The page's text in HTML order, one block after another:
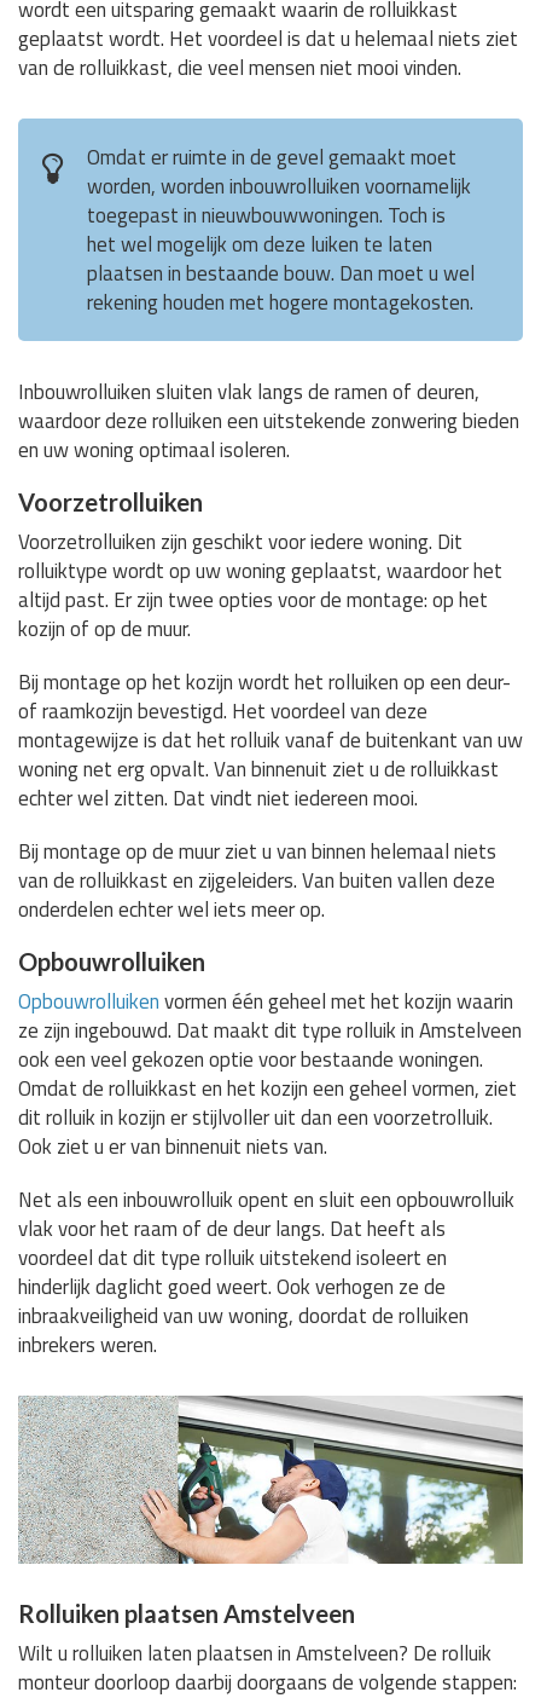
wordt een uitsparing gemaakt waarin de rolluikkast
geplaatst wordt. Het voordeel is dat u helemaal niets ziet
van de rolluikkast, die veel mensen niet mooi vinden.
Omdat er ruimte in de gevel gemaakt moet
worden, worden inbouwrolluiken voornamelijk
toegepast in nieuwbouwwoningen. Toch is
het wel mogelijk om deze luiken te laten
plaatsen in bestaande bouw. Dan moet u wel
rekening houden met hogere montagekosten.
Inbouwrolluiken sluiten vlak langs de ramen of deuren,
waardoor deze rolluiken een uitstekende zonwering bieden
en uw woning optimaal isoleren.
Voorzetrolluiken
Voorzetrolluiken zijn geschikt voor iedere woning. Dit
rolluiktype wordt op uw woning geplaatst, waardoor het
altijd past. Er zijn twee opties voor de montage: op het
kozijn of op de muur.
Bij montage op het kozijn wordt het rolluiken op een deur-
of raamkozijn bevestigd. Het voordeel van deze
montagewijze is dat het rolluik vanaf de buitenkant van uw
woning net erg opvalt. Van binnenuit ziet u de rolluikkast
echter wel zitten. Dat vindt niet iedereen mooi.
Bij montage op de muur ziet u van binnen helemaal niets
van de rolluikkast en zijgeleiders. Van buiten vallen deze
onderdelen echter wel iets meer op.
Opbouwrolluiken
Opbouwrolluikenvormen één geheel met het kozijn waarin
ze zijn ingebouwd. Dat maakt dit type rolluik in Amstelveen
ook een veel gekozen optie voor bestaande woningen.
Omdat de rolluikkast en het kozijn een geheel vormen, ziet
dit rolluik in kozijn er stijlvoller uit dan een voorzetrolluik.
Ook ziet u er van binnenuit niets van.
Net als een inbouwrolluik opent en sluit een opbouwrolluik
vlak voor het raam of de deur langs. Dat heeft als
voordeel dat dit type rolluik uitstekend isoleert en
hinderlijk daglicht goed weert. Ook verhogen ze de
inbraakveiligheid van uw woning, doordat de rolluiken
inbrekers weren.
Rolluiken plaatsen Amstelveen
Wilt u rolluiken laten plaatsen in Amstelveen? De rolluik
monteur doorloop daarbij doorgaans de volgende stappen: